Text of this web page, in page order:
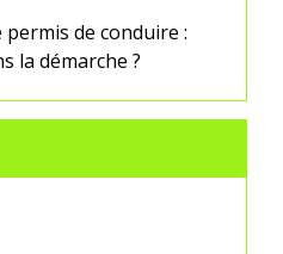
de conduire :
la démarche ?